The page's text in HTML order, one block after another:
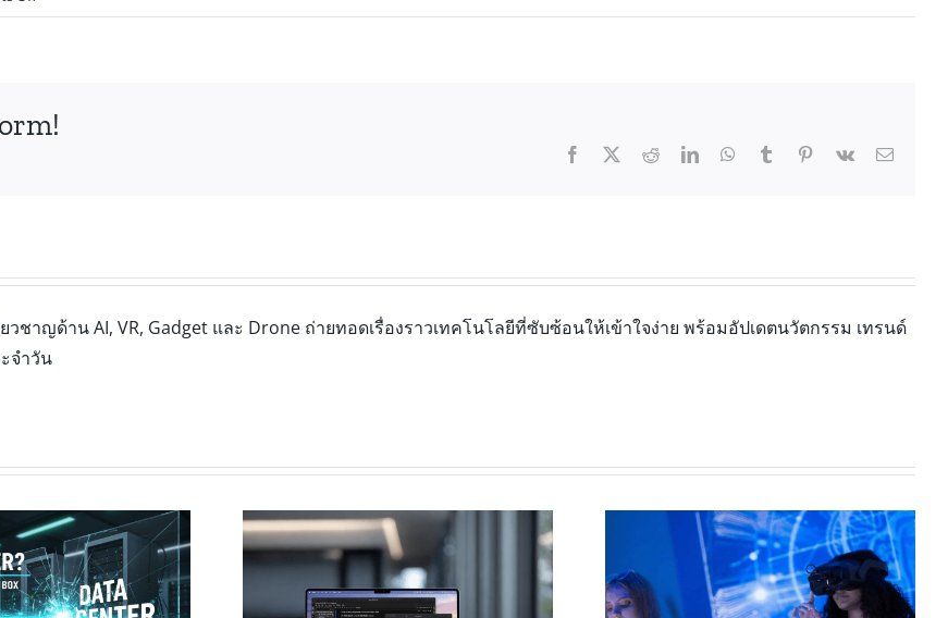
ชาญด้าน AI, VR, Gadget และ Drone ถ่ายทอดเรื่องราวเทคโนโลยีที่ซับซ้อนให้เข้าใจง่าย พร้อมอัปเดตนวัตกรรม เทรนด์
จำวัน
าตาของ “อนาคต”: สัมผัส